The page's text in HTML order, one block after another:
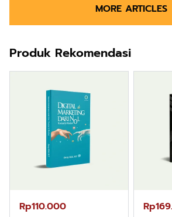
MORE ARTICLES
Produk Rekomendasi
Rp110.000